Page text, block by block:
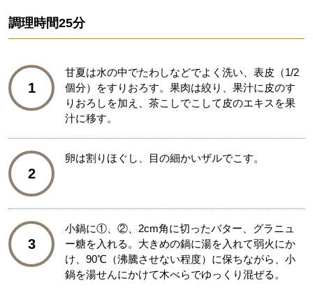
調理時間25分
1
甘夏は水の中でたわしなどでよく洗い、表皮（1/2
個分）をすりおろす。果肉は絞り、果汁に皮のす
りおろしを加え、茶こしでこして皮のエキスを果
汁に移す。
2
卵は割りほぐし、目の細かいザルでこす。
3
小鍋に①、②、2cm角に切ったバター、グラニュ
ー糖を入れる。大きめの鍋に湯を入れて弱火にか
け、90℃（沸騰させない程度）に保ちながら、小
鍋を湯せんにかけて木べらでゆっくり混ぜる。